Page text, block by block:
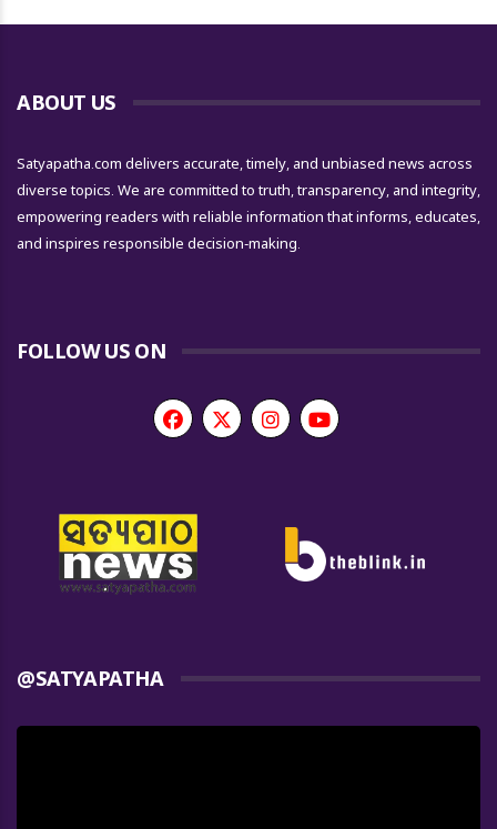
ABOUT US
Satyapatha.com delivers accurate, timely, and unbiased news across
diverse topics. We are committed to truth, transparency, and integrity,
empowering readers with reliable information that informs, educates,
and inspires responsible decision-making.
FOLLOW US ON
@SATYAPATHA